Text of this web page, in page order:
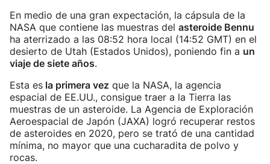
En medio de una gran expectación, la cápsula de la
NASA que contiene las muestras del asteroide Bennu
ha aterrizado a las 08:52 hora local (14:52 GMT) en el
desierto de Utah (Estados Unidos), poniendo fin a un
viaje de siete años.
Esta es la primera vez que la NASA, la agencia
espacial de EE.UU., consigue traer a la Tierra las
muestras de un asteroide. La Agencia de Exploración
Aeroespacial de Japón (JAXA) logró recuperar restos
de asteroides en 2020, pero se trató de una cantidad
mínima, no mayor que una cucharadita de polvo y
rocas.